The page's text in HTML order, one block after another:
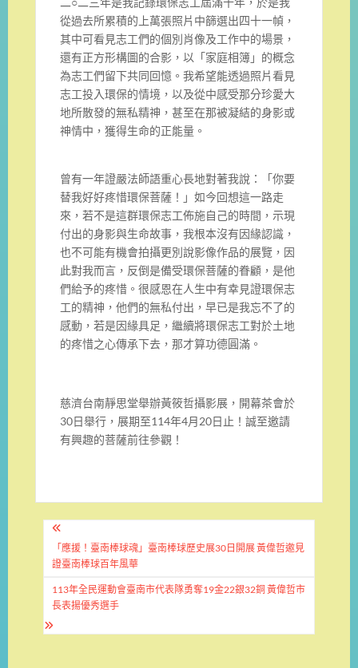
從過去所累積的上萬張照片中篩選出四十一幀，
其中可看見志工們的個別肖像及工作中的場景，
還有正方形構圖的合影，以「家庭相簿」的概念
為志工們留下共同回憶。我希望能透過照片看見
志工投入環保的情境，以及從中感受那分珍愛大
地所散發的無私精神，甚至在那被凝結的身影或
神情中，獲得生命的正能量。
曾有一年證嚴法師語重心長地對著我說：「你要
替我好好疼惜環保菩薩！」如今回想這一路走
來，若不是這群環保志工佈施自己的時間，示現
付出的身影與生命故事，我根本沒有因緣認識，
也不可能有機會拍攝更別說影像作品的展覽，因
此對我而言，反倒是備受環保菩薩的眷顧，是他
們給予的疼惜。很感恩在人生中有幸見證環保志
工的精神，他們的無私付出，早已是我忘不了的
感動，若是因緣具足，繼續將環保志工對於土地
的疼惜之心傳承下去，那才算功德圓滿。
慈濟台南靜思堂舉辦黃筱哲攝影展，開幕茶會於
30日舉行，展期至114年4月20日止！誠至邀請
有興趣的菩薩前往參觀！
文
章
導
覽
「應援！臺南棒球魂」臺南棒球歷史展30日開展 黃偉哲邀見
證臺南棒球百年風華
113年全民運動會臺南市代表隊勇奪19金22銀32銅 黃偉哲市
長表揚優秀選手